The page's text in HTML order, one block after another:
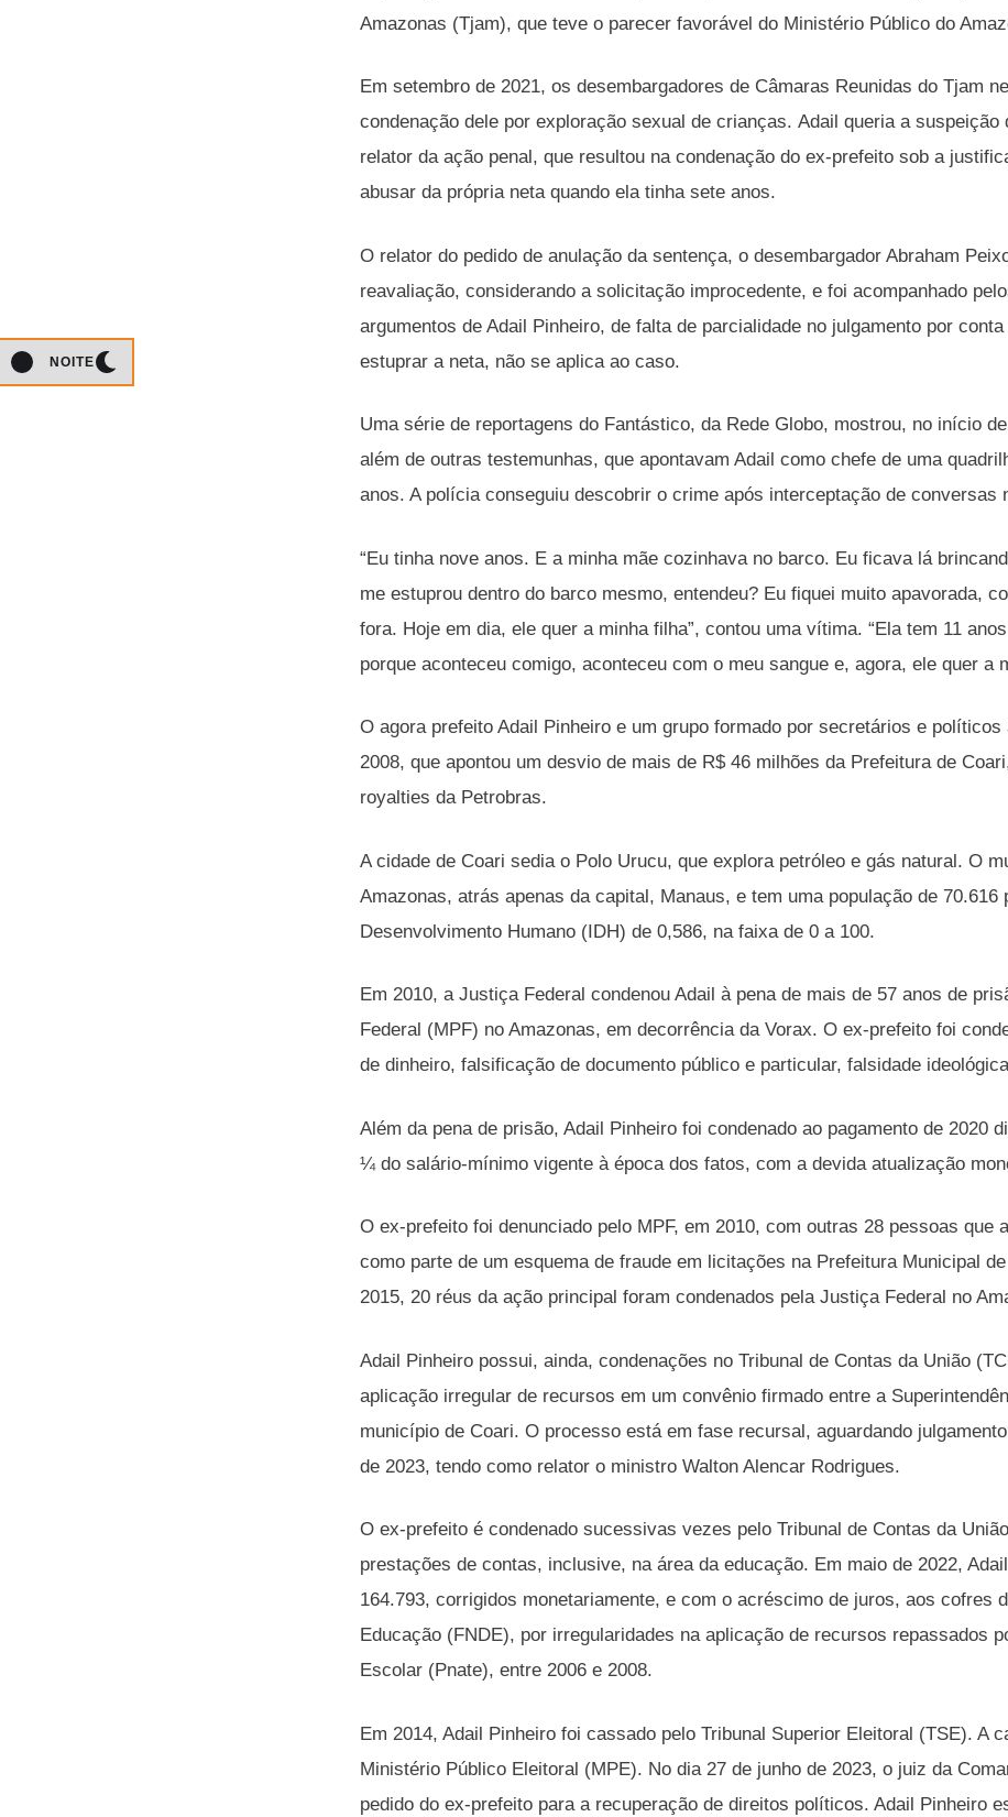
NOITE
Amazonas (Tjam), que teve o parecer favorável do Ministério Público do
Em setembro de 2021, os desembargadores de Câmaras Reunidas do Tjam
condenação dele por exploração sexual de crianças. Adail queria a
relator da ação penal, que resultou na condenação do ex-prefeito sob a
abusar da própria neta quando ela tinha sete anos.
O relator do pedido de anulação da sentença, o desembargador Abraham
reavaliação, considerando a solicitação improcedente, e foi acompanhado
argumentos de Adail Pinheiro, de falta de parcialidade no julgamento por
estuprar a neta, não se aplica ao caso.
Uma série de reportagens do Fantástico, da Rede Globo, mostrou, no início
além de outras testemunhas, que apontavam Adail como chefe de uma
anos. A polícia conseguiu descobrir o crime após interceptação de conversas
“Eu tinha nove anos. E a minha mãe cozinhava no barco. Eu ficava lá
me estuprou dentro do barco mesmo, entendeu? Eu fiquei muito apavorada,
fora. Hoje em dia, ele quer a minha filha”, contou uma vítima. “Ela tem 11
porque aconteceu comigo, aconteceu com o meu sangue e, agora, ele quer a
O agora prefeito Adail Pinheiro e um grupo formado por secretários e
2008, que apontou um desvio de mais de R$ 46 milhões da Prefeitura de
royalties da Petrobras.
A cidade de Coari sedia o Polo Urucu, que explora petróleo e gás natural. O
Amazonas, atrás apenas da capital, Manaus, e tem uma população de
Desenvolvimento Humano (IDH) de 0,586, na faixa de 0 a 100.
Em 2010, a Justiça Federal condenou Adail à pena de mais de 57 anos de
Federal (MPF) no Amazonas, em decorrência da Vorax. O ex-prefeito foi
de dinheiro, falsificação de documento público e particular, falsidade
Além da pena de prisão, Adail Pinheiro foi condenado ao pagamento de 2020
¼ do salário-mínimo vigente à época dos fatos, com a devida atualização
O ex-prefeito foi denunciado pelo MPF, em 2010, com outras 28 pessoas que
como parte de um esquema de fraude em licitações na Prefeitura Municipal
2015, 20 réus da ação principal foram condenados pela Justiça Federal no
Adail Pinheiro possui, ainda, condenações no Tribunal de Contas da União
aplicação irregular de recursos em um convênio firmado entre a
município de Coari. O processo está em fase recursal, aguardando
de 2023, tendo como relator o ministro Walton Alencar Rodrigues.
O ex-prefeito é condenado sucessivas vezes pelo Tribunal de Contas da
prestações de contas, inclusive, na área da educação. Em maio de 2022,
164.793, corrigidos monetariamente, e com o acréscimo de juros, aos cofres
Educação (FNDE), por irregularidades na aplicação de recursos repassados
Escolar (Pnate), entre 2006 e 2008.
Em 2014, Adail Pinheiro foi cassado pelo Tribunal Superior Eleitoral (TSE). A
Ministério Público Eleitoral (MPE). No dia 27 de junho de 2023, o juiz da
pedido do ex-prefeito para a recuperação de direitos políticos. Adail Pinheiro